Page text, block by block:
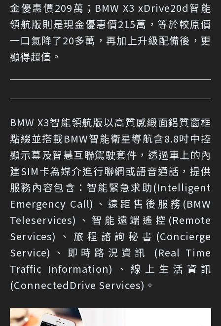
金優惠價209萬；BMW X3 xDrive20d智能
領航版則是現金優惠價215萬，等於較原價
一口氣降了20多萬，再加上升級配備後，更
顯得超值。
BMW X3智能領航版以高質感緞面鋁質窗框
點綴並搭載BMW智能衛星導航含8.8吋中控
顯示幕及智慧互聯駕駛套件，透過車上的內
建SIM卡為媒介進行聯網或語音通話，提供
服務內容包含：智能緊急求助(Intelligent
Emergency Call)、遠距售後服務(BMW
Teleservices)、智能遠端遙控(Remote
Services)、旅程諮詢秘書(Concierge
Service)、即時路況資訊 (Real Time
Traffic Information)、線上生活資訊
(ConnectedDrive Services)。